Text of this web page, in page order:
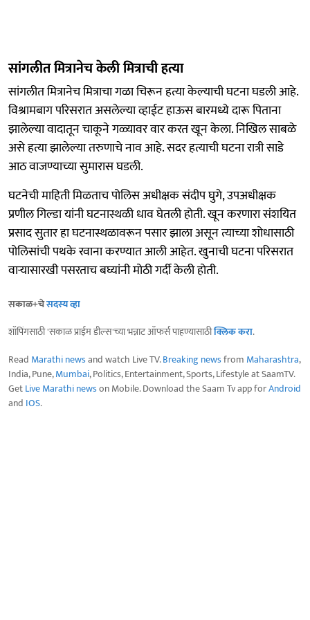
सांगलीत मित्रानेच केली मित्राची हत्या
सांगलीत मित्रानेच मित्राचा गळा चिरून हत्या केल्याची घटना घडली आहे.
विश्रामबाग परिसरात असलेल्या व्हाईट हाऊस बारमध्ये दारू पिताना
झालेल्या वादातून चाकूने गळ्यावर वार करत खून केला. निखिल साबळे
असे हत्या झालेल्या तरुणाचे नाव आहे. सदर हत्याची घटना रात्री साडे
आठ वाजण्याच्या सुमारास घडली.
घटनेची माहिती मिळताच पोलिस अधीक्षक संदीप घुगे, उपअधीक्षक
प्रणील गिल्डा यांनी घटनास्थळी धाव घेतली होती. खून करणारा संशयित
प्रसाद सुतार हा घटनास्थळावरून पसार झाला असून त्याच्या शोधासाठी
पोलिसांची पथके रवाना करण्यात आली आहेत. खुनाची घटना परिसरात
वाऱ्यासारखी पसरताच बघ्यांनी मोठी गर्दी केली होती.
सकाळ+चेसदस्य व्हा
शॉपिंगसाठी 'सकाळ प्राईम डील्स'च्या भन्नाट ऑफर्स पाहण्यासाठीक्लिक करा.
Read Marathi newsand watch Live TV.Breaking newsfrom Maharashtra,
India, Pune,Mumbai, Politics, Entertainment, Sports, Lifestyle at SaamTV.
GetLive Marathi newson Mobile. Download the Saam Tv app forAndroid
and IOS.